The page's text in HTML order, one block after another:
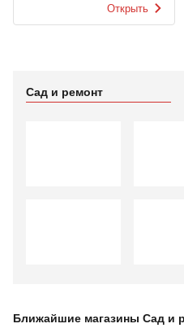
Открыть
Сад и ремонт
Ближайшие магазины Сад и